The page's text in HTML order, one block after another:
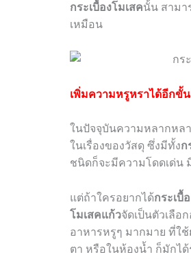
กระเบื้องโมเสคนั้น สามา
เหมือน
เพิ่มความหรูหราได้อีกขั้น
ในปัจจุบันความหลากหล
ในเรื่องของวัสดุ ซึ่งมีทั้งก
ชนิดก็จะมีความโดดเด่น
แต่ถ้าใครอยากได้กระเบื้
โมเสคแก้วจัดเป็นตัวเลือ
อาหารหรูๆ มากมาย ที่ใช้
ตา หรือในห้องน้ำ ก็มักไ